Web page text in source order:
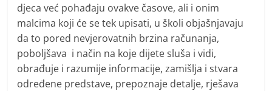
djeca već pohađaju ovakve časove, ali i onim
malcima koji će se tek upisati, u školi objašnjavaju
da to pored nevjerovatnih brzina računanja,
poboljšava i način na koje dijete sluša i vidi,
obrađuje i razumije informacije, zamišlja i stvara
određene predstave, prepoznaje detalje, rješava